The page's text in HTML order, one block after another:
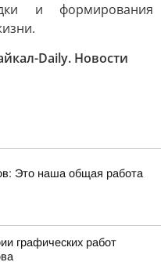
и формирования
Daily. Новости
Это наша общая работа
графических работ